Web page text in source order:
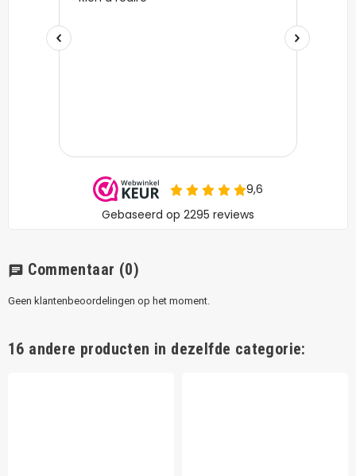
chat Commentaar (0)
Geen klantenbeoordelingen op het moment.
16 andere producten in dezelfde categorie: